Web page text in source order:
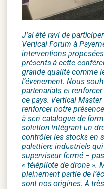
J’ai été ravi de
Vertical Forum à
interventions
présents à cette
grande qualité comme
l’évènement. Nous
partenariats et
ce pays. Vertical
renforcer notre
à son catalogue de
solution intégrant un
contrôler les stocks en
palettiers industriels qui
superviseur formé –
« télépilote de drone ».
pleinement partie de
sont nos origines. A